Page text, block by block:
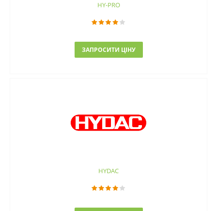
HY-PRO
ЗАПРОСИТИ ЦІНУ
HYDAC